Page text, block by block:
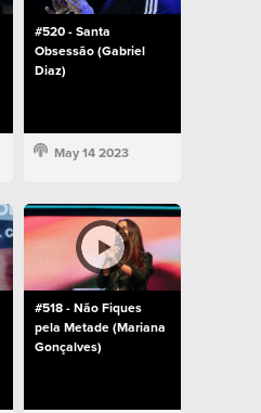
#520 - Santa
Obsessão (Gabriel
Diaz)
May 14 2023
#518 - Não Fiques
pela Metade (Mariana
Gonçalves)